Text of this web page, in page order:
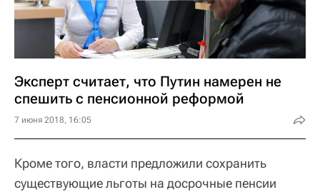
Эксперт считает, что Путин намерен не
спешить с пенсионной реформой
7 июня 2018, 16:05
Кроме того, власти предложили сохранить
существующие льготы на досрочные пенсии